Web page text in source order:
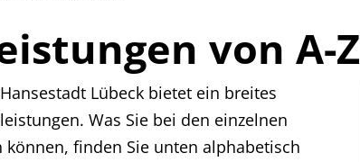
von A-Z
Lübeck bietet ein breites
Was Sie bei den einzelnen
können, finden Sie unten alphabetisch